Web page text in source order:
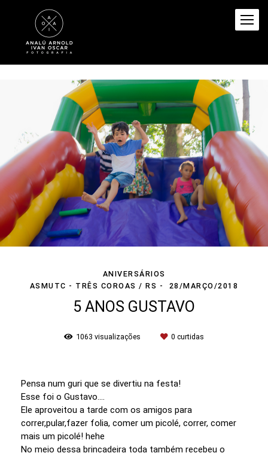
ANIVERSÁRIOS
ASMUTC - TRÊS COROAS / RS
28/MARÇO/2018
5 ANOS GUSTAVO
1063 visualizações 0 curtidas
Pensa num guri que se divertiu na festa!
Esse foi o Gustavo....
Ele aproveitou a tarde com os amigos para
correr,pular,fazer folia, comer um picolé, correr, comer
mais um picolé! hehe
No meio dessa brincadeira toda também recebeu o